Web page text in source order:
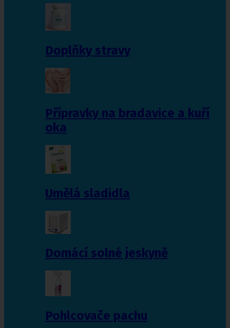
Doplňky stravy
Přípravky na bradavice a kuří
oka
Umělá sladidla
Domácí solné jeskyně
Pohlcovače pachu